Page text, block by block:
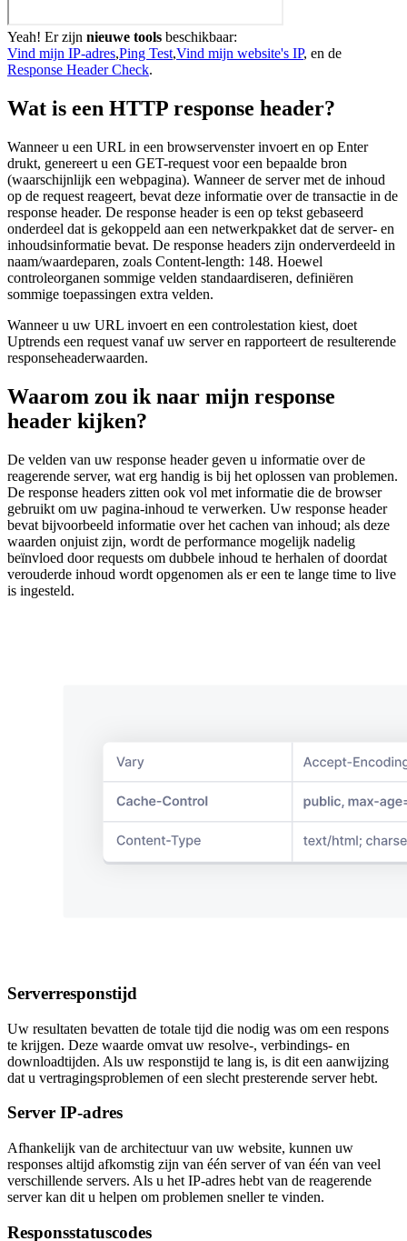
Yeah! Er zijn nieuwe tools beschikbaar:
Vind mijn IP-adres,Ping Test,Vind mijn website's IP, en de
Response Header Check.
Wat is een HTTP response header?
Wanneer u een URL in een browservenster invoert en op Enter
drukt, genereert u een GET-request voor een bepaalde bron
(waarschijnlijk een webpagina). Wanneer de server met de inhoud
op de request reageert, bevat deze informatie over de transactie in de
response header. De response header is een op tekst gebaseerd
onderdeel dat is gekoppeld aan een netwerkpakket dat de server- en
inhoudsinformatie bevat. De response headers zijn onderverdeeld in
naam/waardeparen, zoals Content-length: 148. Hoewel
controleorganen sommige velden standaardiseren, definiëren
sommige toepassingen extra velden.
Wanneer u uw URL invoert en een controlestation kiest, doet
Uptrends een request vanaf uw server en rapporteert de resulterende
responseheaderwaarden.
Waarom zou ik naar mijn response
header kijken?
De velden van uw response header geven u informatie over de
reagerende server, wat erg handig is bij het oplossen van problemen.
De response headers zitten ook vol met informatie die de browser
gebruikt om uw pagina-inhoud te verwerken. Uw response header
bevat bijvoorbeeld informatie over het cachen van inhoud; als deze
waarden onjuist zijn, wordt de performance mogelijk nadelig
beïnvloed door requests om dubbele inhoud te herhalen of doordat
verouderde inhoud wordt opgenomen als er een te lange time to live
is ingesteld.
Serverresponstijd
Uw resultaten bevatten de totale tijd die nodig was om een respons
te krijgen. Deze waarde omvat uw resolve-, verbindings- en
downloadtijden. Als uw responstijd te lang is, is dit een aanwijzing
dat u vertragingsproblemen of een slecht presterende server hebt.
Server IP-adres
Afhankelijk van de architectuur van uw website, kunnen uw
responses altijd afkomstig zijn van één server of van één van veel
verschillende servers. Als u het IP-adres hebt van de reagerende
server kan dit u helpen om problemen sneller te vinden.
Responsstatuscodes